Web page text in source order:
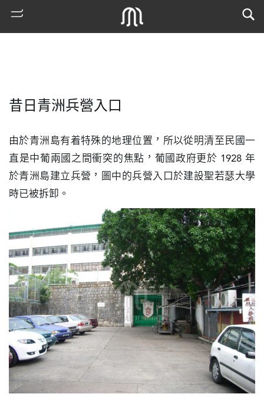
熱
古
地
圖
媽
閣
寺
廟
巴
昔日青洲兵營入口
由於青洲島有着特殊的地理位置，所以從明清至民國一
直是中葡兩國之間衝突的焦點，葡國政府更於 1928 年
於青洲島建立兵營，圖中的兵營入口於建設聖若瑟大學
時已被拆卸。